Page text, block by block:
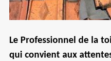
Le Professionnel de la
qui convient aux